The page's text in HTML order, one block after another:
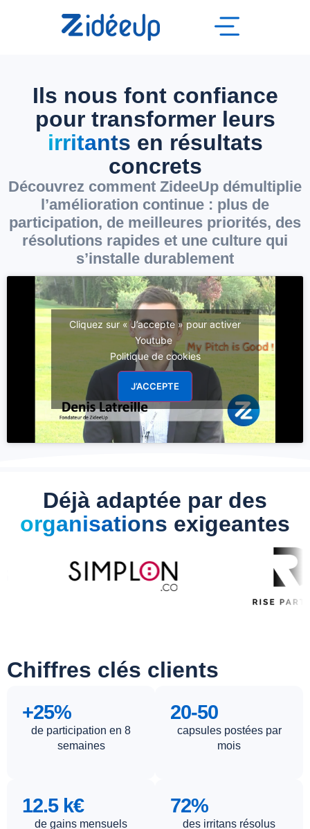
Ils nous font confiance
pour transformer leurs
irritants en résultats
concrets
Découvrez comment ZideeUp démultiplie
l’amélioration continue : plus de
participation, de meilleures priorités, des
résolutions rapides et une culture qui
s’installe durablement
Cliquez sur « J’accepte » pour activer
Youtube
Politique de cookies
J’ACCEPTE
Déjà adaptée par des
organisations exigeantes
Chiffres clés clients
+25%
de participation en 8
semaines
20-50
capsules postées par
mois
12.5 k€
de gains mensuels
72%
des irritans résolus